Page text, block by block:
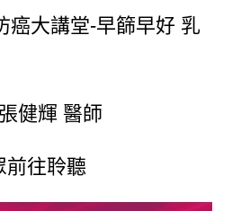
癌大講堂-早篩早好 乳
健輝 醫師
前往聆聽